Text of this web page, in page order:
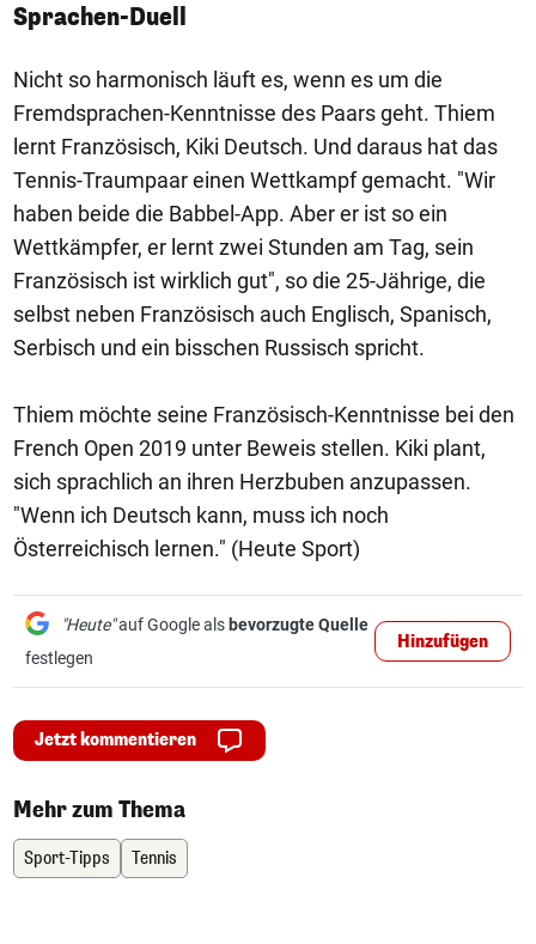
Sprachen-Duell
Nicht so harmonisch läuft es, wenn es um die
Fremdsprachen-Kenntnisse des Paars geht. Thiem
lernt Französisch, Kiki Deutsch. Und daraus hat das
Tennis-Traumpaar einen Wettkampf gemacht. "Wir
haben beide die Babbel-App. Aber er ist so ein
Wettkämpfer, er lernt zwei Stunden am Tag, sein
Französisch ist wirklich gut", so die 25-Jährige, die
selbst neben Französisch auch Englisch, Spanisch,
Serbisch und ein bisschen Russisch spricht.
Thiem möchte seine Französisch-Kenntnisse bei den
French Open 2019 unter Beweis stellen. Kiki plant,
sich sprachlich an ihren Herzbuben anzupassen.
"Wenn ich Deutsch kann, muss ich noch
Österreichisch lernen." (Heute Sport)
"Heute"auf Google als bevorzugte Quelle
festlegen
Hinzufügen
Jetzt kommentieren
Mehr zum Thema
Sport-Tipps Tennis